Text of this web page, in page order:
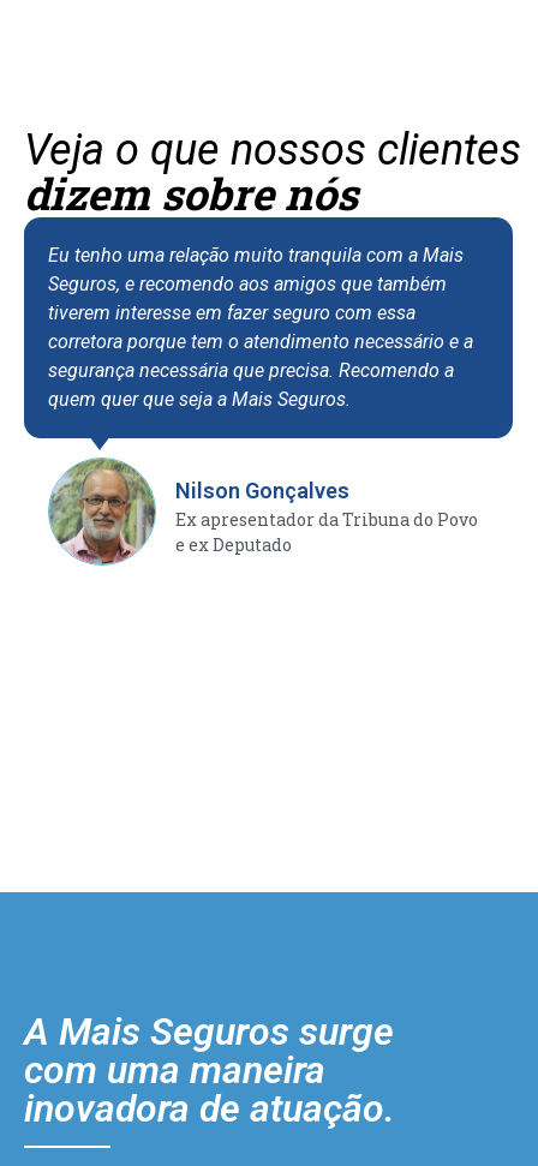
Veja o que nossos clientes
dizem sobre nós
tenho uma relação muito tranquila com a Mais
e recomendo aos amigos que também
interesse em fazer seguro com essa
porque tem o atendimento necessário e a
necessária que precisa. Recomendo a
quer que seja a Mais Seguros.
Nilson Gonçalves
Ex apresentador da Tribuna do Povo
e ex Deputado
A Mais Seguros surge
com uma maneira
inovadora de atuação.